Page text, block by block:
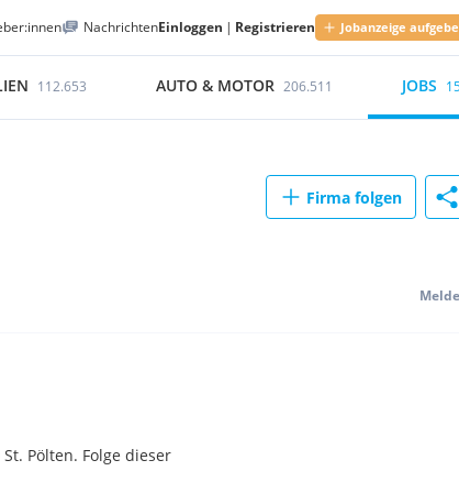
NachrichtenEinloggen | Registrieren Jobanzeige
112.653 AUTO & MOTOR 206.511 JOBS
Firma folgen
Pölten. Folge dieser